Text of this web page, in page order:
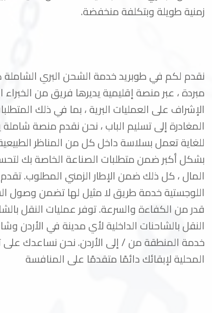
زمنية طويلة وبتكلفة منخفضة.
نقدم لكم في طوبريد خدمة الشحن البري الشاملة
مبردة ، عبر منصة إقليمية يديرها فريق من
الإشراف على العمليات البرية ، بما في ذلك
المغادرة إلى تسليم الباب ، نحن نقدم منصة
للغاية تعمل بسلاسة داخل كل من المناظر
بشكل أكبر ضمن متطلبات الصناعة الخاصة بك
المال ، كل ذلك ضمن الإطار الزمني المطلوب.
اللوجستية خدمة طريق لا مثيل لها تضمن وصول
قدر من الكفاءة والسرعة. توفر عمليات النقل
النقل بالشاحنات الداخلية لأي مدينة في الأردن
خدمة المنطقة من / إلى الأردن. نحن نساعدك
المحلية لإبقائك دائمًا متقدمًا على المنافسة